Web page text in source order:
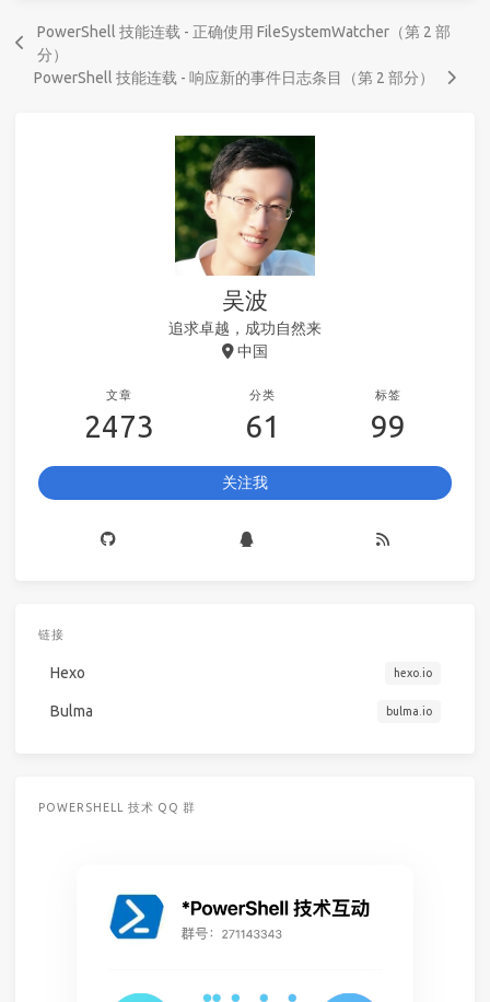
PowerShell 技能连载 - 正确使用 FileSystemWatcher（第 2 部
分）
PowerShell 技能连载 - 响应新的事件日志条目（第 2 部分）
吴波
追求卓越，成功自然来
中国
文章
2473
分类
61
标签
99
关注我
链接
Hexo hexo.io
Bulma bulma.io
POWERSHELL 技术 QQ 群